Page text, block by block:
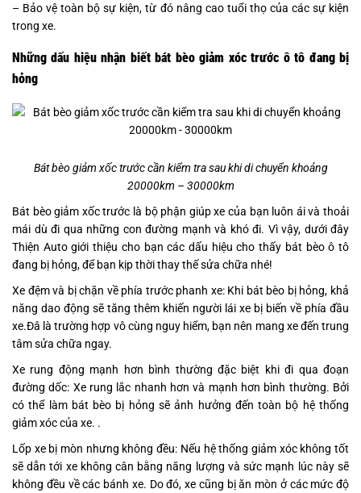
– Bảo vệ toàn bộ sự kiện, từ đó nâng cao tuổi thọ của các sự kiện
trong xe.
Những dấu hiệu nhận biết bát bèogiảm xóc trước ô tô đang bị
hỏng
Bát bèo giảm xốc trước cần kiểm tra sau khi di chuyển khoảng
20000km – 30000km
Bát bèo giảm xốc trước là bộ phận giúp xe của bạn luôn ái và thoải
mái dù đi qua những con đường mạnh và khó đi. Vì vậy, dưới đây
Thiện Auto giới thiệu cho bạn các dấu hiệu cho thấy bát bèo ô tô
đang bị hỏng, để bạn kịp thời thay thế sửa chữa nhé!
Xe đệm và bị chặn về phía trước phanh xe: Khi bát bèo bị hỏng, khả
năng dao động sẽ tăng thêm khiến người lái xe bị biến về phía đầu
xe.Đâ là trường hợp vô cùng nguy hiểm, bạn nên mang xe đến trung
tâm sửa chữa ngay.
Xe rung động mạnh hơn bình thường đặc biệt khi đi qua đoạn
đường dốc: Xe rung lắc nhanh hơn và mạnh hơn bình thường. Bởi
có thể làm bát bèo bị hỏng sẽ ảnh hưởng đến toàn bộ hệ thống
giảm xóc của xe. .
Lốp xe bị mòn nhưng không đều: Nếu hệ thống giảm xóc không tốt
sẽ dẫn tới xe không cân bằng năng lượng và sức mạnh lúc này sẽ
không đều về các bánh xe. Do đó, xe cũng bị ăn mòn ở các mức độ